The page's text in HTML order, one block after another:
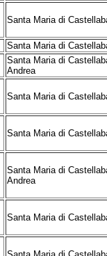
Santa Maria di
Santa Maria di
Santa Maria di
Andrea
Santa Maria di
Santa Maria di
Santa Maria di
Andrea
Santa Maria di